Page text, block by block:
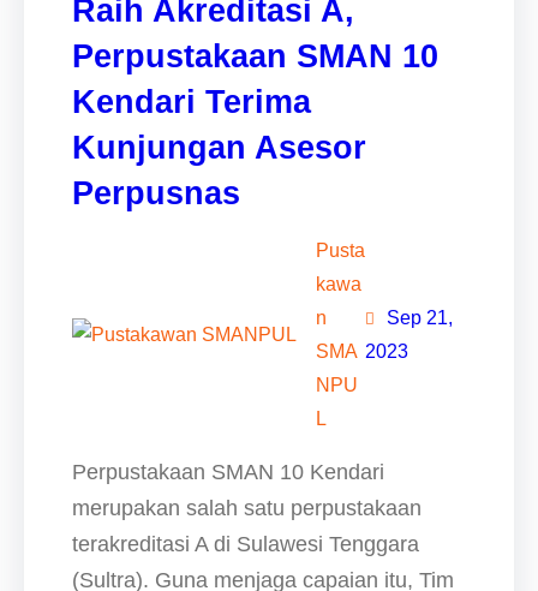
Raih Akreditasi A,
Perpustakaan SMAN 10
Kendari Terima
Kunjungan Asesor
Perpusnas
Pusta
kawa
n
SMA
NPU
L
Sep 21,
2023
Perpustakaan SMAN 10 Kendari
merupakan salah satu perpustakaan
terakreditasi A di Sulawesi Tenggara
(Sultra). Guna menjaga capaian itu, Tim